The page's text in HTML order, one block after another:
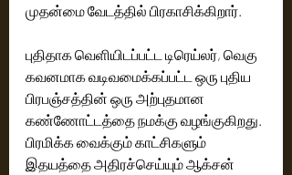
முதன்மை வேடத்தில் பிரகாசிக்கிறார்.
புதிதாக வெளியிடப்பட்ட டிரெய்லர், வெகு
கவனமாக வடிவமைக்கப்பட்ட ஒரு புதிய
பிரபஞ்சத்தின் ஒரு அற்புதமான
கண்ணோட்டத்தை நமக்கு வழங்குகிறது.
பிரமிக்க வைக்கும் காட்சிகளும்
இதயத்தை அதிரச்செய்யும் ஆக்சன்